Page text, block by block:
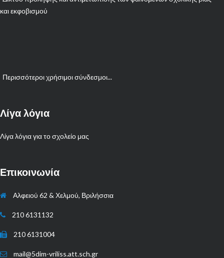
και εκφοβισμού
Περισσότεροι χρήσιμοι σύνδεσμοι...
Λίγα λόγια
Λίγα λόγια για το σχολείο μας
Επικοινωνία
Αλφειού 62 & Χελμού, Βριλήσσια
210 6131132
210 6131004
mail@5dim-vriliss.att.sch.gr